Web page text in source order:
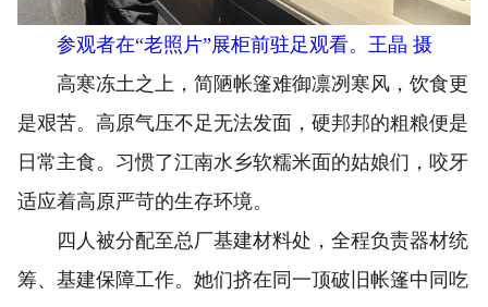
参观者在“老照片”展柜前驻足观看。王晶 摄
高寒冻土之上，简陋帐篷难御凛冽寒风，饮食更
是艰苦。高原气压不足无法发面，硬邦邦的粗粮便是
日常主食。习惯了江南水乡软糯米面的姑娘们，咬牙
适应着高原严苛的生存环境。
四人被分配至总厂基建材料处，全程负责器材统
筹、基建保障工作。她们挤在同一顶破旧帐篷中同吃